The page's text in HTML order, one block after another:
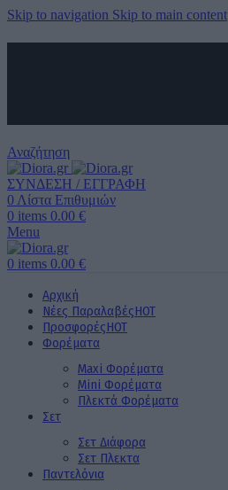
Skip to navigation Skip to main content
Αναζήτηση
ΣΥΝΔΕΣΗ / ΕΓΓΡΑΦΗ
0 Λίστα Επιθυμιών
0 items 0.00 €
Menu
0 items 0.00 €
Αρχική
Νέες ΠαραλαβέςHOT
ΠροσφορέςHOT
Φορέματα
Maxi Φορέματα
Mini Φορέματα
Πλεκτά Φορέματα
Σετ
Σετ Διάφορα
Σετ Πλεκτα
Παντελόνια